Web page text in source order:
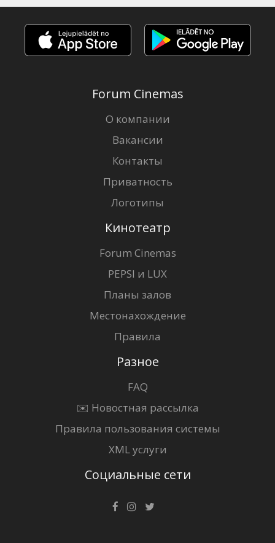
Forum Cinemas
О компании
Вакансии
Контакты
Приватность
Логотипы
Кинотеатр
Forum Cinemas
PEPSI и LUX
Планы залов
Местонахождение
Правила
Разное
FAQ
✉️ Новостная рассылка
Правила пользования системы
XML услуги
Социальные сети